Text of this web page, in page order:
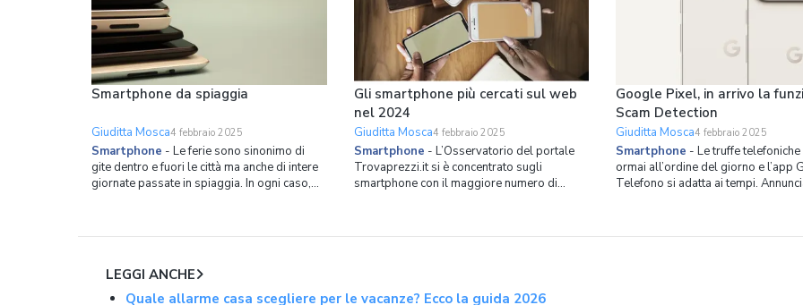
Smartphone da spiaggia
Giuditta Mosca4 febbraio 2025
Smartphone - Le ferie sono sinonimo di
gite dentro e fuori le città ma anche di intere
giornate passate in spiaggia. In ogni caso,
Gli smartphone più cercati sul web
nel 2024
Giuditta Mosca4 febbraio 2025
Smartphone - L’Osservatorio del portale
Trovaprezzi.it si è concentrato sugli
smartphone con il maggiore numero di
Google Pixel, in arrivo la
Scam Detection
Giuditta Mosca4 febbraio 2025
Smartphone - Le truffe
ormai all’ordine del giorno e l’app
Telefono si adatta ai tempi.
LEGGI ANCHE
Quale allarme casa scegliere per le vacanze? Ecco la guida 2026